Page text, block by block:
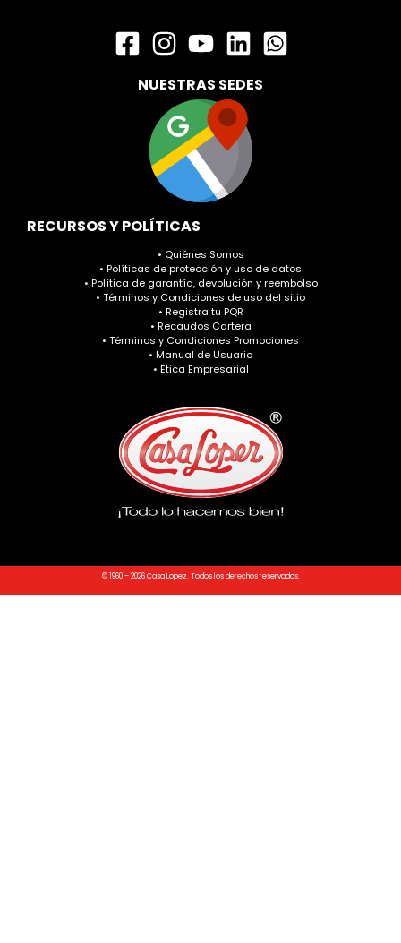
NUESTRAS SEDES
RECURSOS Y POLÍTICAS
• Quiénes Somos
• Políticas de protección y uso de datos
• Política de garantía, devolución y reembolso
• Términos y Condiciones de uso del sitio
• Registra tu PQR
• Recaudos Cartera
• Términos y Condiciones Promociones
• Manual de Usuario
• Ética Empresarial
© 1960 – 2026 Casa Lopez. Todos los derechos reservados.